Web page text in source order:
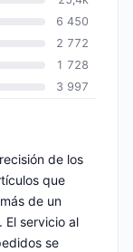
6 450
2 772
1 728
3 997
de los
que
de un
El servicio al
se